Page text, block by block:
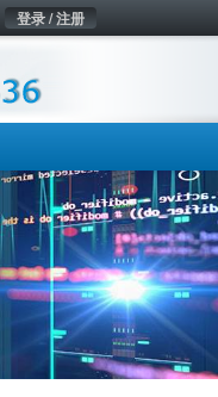
登录 / 注册